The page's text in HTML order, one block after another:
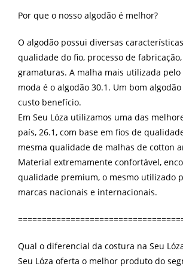
Por que o nosso algodão é melhor?
O algodão possui diversas
qualidade do fio, processo de
gramaturas. A malha mais utilizada
moda é o algodão 30.1. Um bom
custo benefício.
Em Seu Lóza utilizamos uma das
país, 26.1, com base em fios de
mesma qualidade de malhas de cotton
Material extremamente confortável,
qualidade premium, o mesmo utilizado
marcas nacionais e internacionais.
Qual o diferencial da costura na Seu
Seu Lóza oferta o melhor produto do